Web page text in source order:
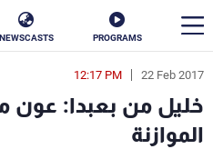
PROGRAMS
NEWSCASTS
22 Feb 2017
12:17 PM
خليل من بعبدا: عون
الموازنة
en
الأخبار